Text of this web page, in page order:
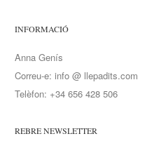
INFORMACIÓ
Anna Genís
Correu-e: info @ llepadits.com
Telèfon: +34 656 428 506
REBRE NEWSLETTER